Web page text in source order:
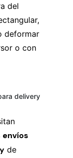
del
deformar
o con
delivery
envíos
de